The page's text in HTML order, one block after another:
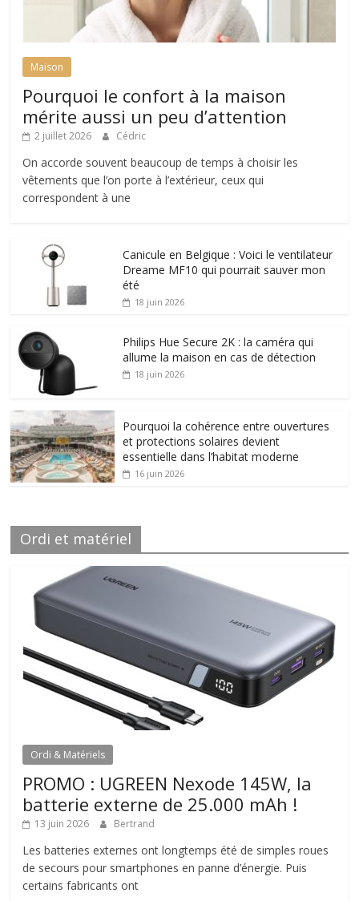
Maison
Pourquoi le confort à la maison
mérite aussi un peu d’attention
2 juillet 2026 Cédric
On accorde souvent beaucoup de temps à choisir les
vêtements que l’on porte à l’extérieur, ceux qui
correspondent à une
Canicule en Belgique : Voici le ventilateur
Dreame MF10 qui pourrait sauver mon
été
18 juin 2026
Philips Hue Secure 2K : la caméra qui
allume la maison en cas de détection
18 juin 2026
Pourquoi la cohérence entre ouvertures
et protections solaires devient
essentielle dans l’habitat moderne
16 juin 2026
Ordi et matériel
Ordi & Matériels
PROMO : UGREEN Nexode 145W, la
batterie externe de 25.000 mAh !
13 juin 2026 Bertrand
Les batteries externes ont longtemps été de simples roues
de secours pour smartphones en panne d’énergie. Puis
certains fabricants ont